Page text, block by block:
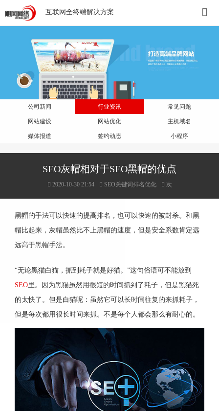
互联网全终端解决方案
公司新闻 行业资讯 常见问题
网站建设 网站优化 主机域名
媒体报道 签约动态 小程序
SEO灰帽相对于SEO黑帽的优点
2020-10-30 21:54 SEO关键词排名优化 次
黑帽的手法可以快速的提高排名，也可以快速的被封杀。和黑
帽比起来，灰帽虽然比不上黑帽的速度，但是安全系数肯定远
远高于黑帽手法。
“无论黑猫白猫，抓到耗子就是好猫。”这句俗语可不能放到
SEO里。因为黑猫虽然用很短的时间抓到了耗子，但是黑猫死
的太快了。但是白猫呢：虽然它可以长时间往复的来抓耗子，
但是每次都用很长时间来抓。不是每个人都会那么有耐心的。